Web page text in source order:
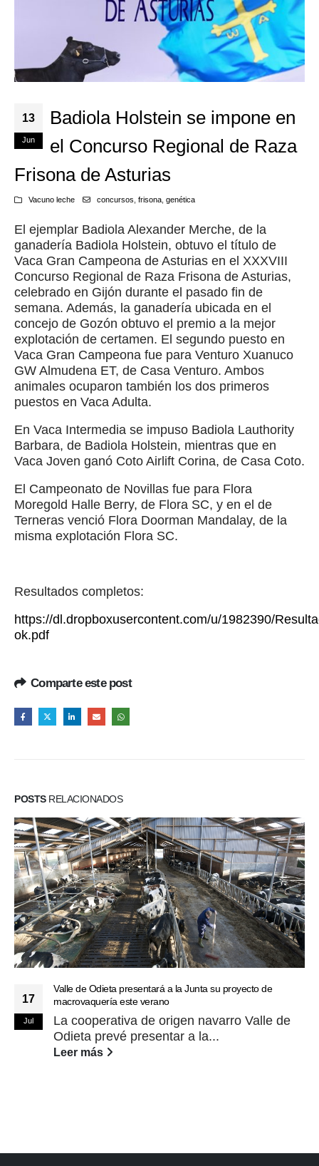
13
Jun
Badiola Holstein se impone en
el Concurso Regional de Raza
Frisona de Asturias
Vacuno leche concursos frisona, genética
El ejemplar Badiola Alexander Merche, de la
ganadería Badiola Holstein, obtuvo el título de
Vaca Gran Campeona de Asturias en el XXXVIII
Concurso Regional de Raza Frisona de Asturias,
celebrado en Gijón durante el pasado fin de
semana. Además, la ganadería ubicada en el
concejo de Gozón obtuvo el premio a la mejor
explotación de certamen. El segundo puesto en
Vaca Gran Campeona fue para Venturo Xuanuco
GW Almudena ET, de Casa Venturo. Ambos
animales ocuparon también los dos primeros
puestos en Vaca Adulta.
En Vaca Intermedia se impuso Badiola Lauthority
Barbara, de Badiola Holstein, mientras que en
Vaca Joven ganó Coto Airlift Corina, de Casa Coto.
El Campeonato de Novillas fue para Flora
Moregold Halle Berry, de Flora SC, y en el de
Terneras venció Flora Doorman Mandalay, de la
misma explotación Flora SC.
Resultados completos:
https://dl.dropboxusercontent.com/u/1982390/
ok.pdf
Comparte este post
POSTSRELACIONADOS
17
Jul
Valle de Odieta presentará a la Junta su proyecto de
macrovaquería este verano
La cooperativa de origen navarro Valle de
Odieta prevé presentar a la...
Leer más